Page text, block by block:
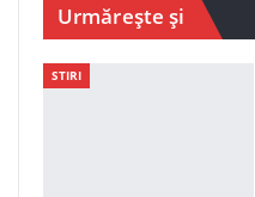
Urmărește și
STIRI